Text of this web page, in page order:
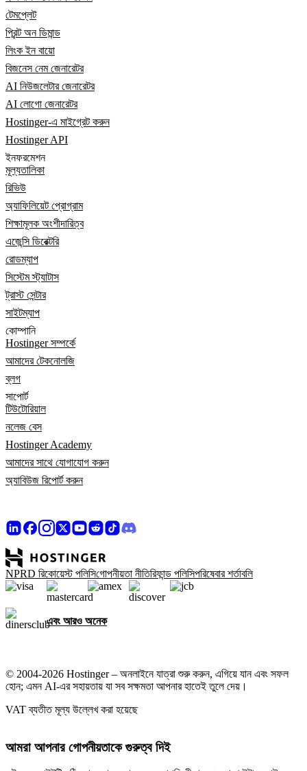
টেমপ্লেট
প্রিন্ট অন ডিমান্ড
লিংক ইন বায়ো
বিজনেস নেম জেনারেটর
AI নিউজলেটার জেনারেটর
AI লোগো জেনারেটর
Hostinger-এ মাইগ্রেট করুন
Hostinger API
ইনফরমেশন
মূল্যতালিকা
রিভিউ
অ্যাফিলিয়েট প্রোগ্রাম
শিক্ষামূলক অংশীদারিত্ব
এজেন্সি ডিরেক্টরি
রোডম্যাপ
সিস্টেম স্ট্যাটাস
ট্রাস্ট সেন্টার
সাইটম্যাপ
কোম্পানি
Hostinger সম্পর্কে
আমাদের টেকনোলজি
ব্লগ
সাপোর্ট
টিউটোরিয়াল
নলেজ বেস
Hostinger Academy
আমাদের সাথে যোগাযোগ করুন
অ্যাবিউজ রিপোর্ট করুন
NPRD রিকোয়েস্ট পলিসিগোপনীয়তা নীতিরিফান্ড পলিসিপরিষেবার শর্তাবলি
এবং আরও অনেক
© 2004-2026 Hostinger – অনলাইনে যাত্রা শুরু করুন, এগিয়ে যান এবং সফল
হোন; এমন AI-এর সহায়তায় যা সব সক্ষমতা আপনার হাতেই তুলে দেয়।
VAT ব্যতীত মূল্য উল্লেখ করা হয়েছে
আমরা আপনার গোপনীয়তাকে গুরুত্ব দিই